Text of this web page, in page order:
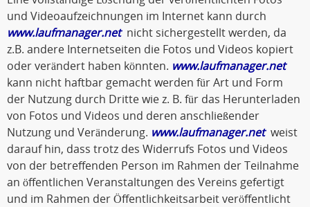
und Videoaufzeichnungen im Internet kann durch
www.laufmanager.netnicht sichergestellt werden, da
z.B. andere Internetseiten die Fotos und Videos kopiert
oder verändert haben könnten. www.laufmanager.net
kann nicht haftbar gemacht werden für Art und Form
der Nutzung durch Dritte wie z. B. für das Herunterladen
von Fotos und Videos und deren anschließender
Nutzung und Veränderung. www.laufmanager.netweist
darauf hin, dass trotz des Widerrufs Fotos und Videos
von der betreffenden Person im Rahmen der Teilnahme
an öffentlichen Veranstaltungen des Vereins gefertigt
und im Rahmen der Öffentlichkeitsarbeit veröffentlicht